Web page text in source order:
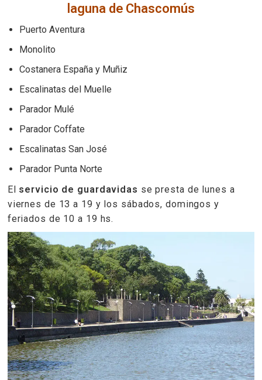
laguna de Chascomús
Puerto Aventura
Monolito
Costanera España y Muñiz
Escalinatas del Muelle
Parador Mulé
Parador Coffate
Escalinatas San José
Parador Punta Norte
El servicio de guardavidas se presta de lunes a
viernes de 13 a 19 y los sábados, domingos y
feriados de 10 a 19 hs.